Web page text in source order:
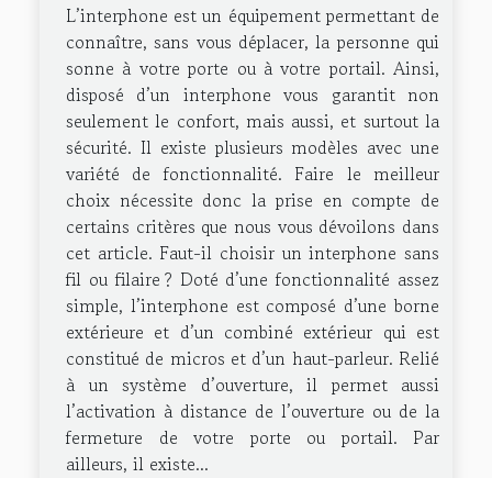
L’interphone est un équipement permettant de
connaître, sans vous déplacer, la personne qui
sonne à votre porte ou à votre portail. Ainsi,
disposé d’un interphone vous garantit non
seulement le confort, mais aussi, et surtout la
sécurité. Il existe plusieurs modèles avec une
variété de fonctionnalité. Faire le meilleur
choix nécessite donc la prise en compte de
certains critères que nous vous dévoilons dans
cet article. Faut-il choisir un interphone sans
fil ou filaire ? Doté d’une fonctionnalité assez
simple, l’interphone est composé d’une borne
extérieure et d’un combiné extérieur qui est
constitué de micros et d’un haut-parleur. Relié
à un système d’ouverture, il permet aussi
l’activation à distance de l’ouverture ou de la
fermeture de votre porte ou portail. Par
ailleurs, il existe...